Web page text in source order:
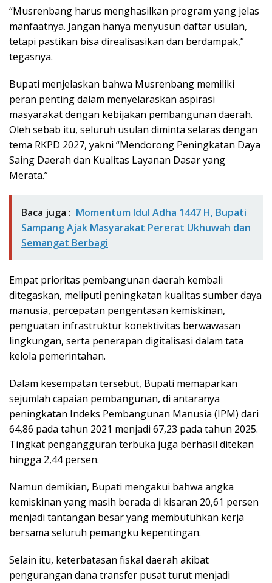
“Musrenbang harus menghasilkan program yang jelas
manfaatnya. Jangan hanya menyusun daftar usulan,
tetapi pastikan bisa direalisasikan dan berdampak,”
tegasnya.
Bupati menjelaskan bahwa Musrenbang memiliki
peran penting dalam menyelaraskan aspirasi
masyarakat dengan kebijakan pembangunan daerah.
Oleh sebab itu, seluruh usulan diminta selaras dengan
tema RKPD 2027, yakni “Mendorong Peningkatan Daya
Saing Daerah dan Kualitas Layanan Dasar yang
Merata.”
Baca juga : Momentum Idul Adha 1447 H, Bupati
Sampang Ajak Masyarakat Pererat Ukhuwah dan
Semangat Berbagi
Empat prioritas pembangunan daerah kembali
ditegaskan, meliputi peningkatan kualitas sumber daya
manusia, percepatan pengentasan kemiskinan,
penguatan infrastruktur konektivitas berwawasan
lingkungan, serta penerapan digitalisasi dalam tata
kelola pemerintahan.
Dalam kesempatan tersebut, Bupati memaparkan
sejumlah capaian pembangunan, di antaranya
peningkatan Indeks Pembangunan Manusia (IPM) dari
64,86 pada tahun 2021 menjadi 67,23 pada tahun 2025.
Tingkat pengangguran terbuka juga berhasil ditekan
hingga 2,44 persen.
Namun demikian, Bupati mengakui bahwa angka
kemiskinan yang masih berada di kisaran 20,61 persen
menjadi tantangan besar yang membutuhkan kerja
bersama seluruh pemangku kepentingan.
Selain itu, keterbatasan fiskal daerah akibat
pengurangan dana transfer pusat turut menjadi